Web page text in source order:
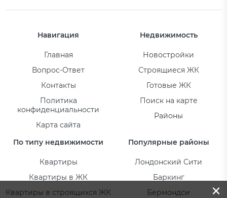
Навигация
Главная
Вопрос-Ответ
Контакты
Политика
конфиденциальности
Карта сайта
Недвижимость
Новостройки
Строящиеся ЖК
Готовые ЖК
Поиск на карте
Районы
По типу недвижимости
Квартиры
Квартиры в ЖК
Квартиры в строящихся ЖК
Популярные районы
Лондонский Сити
Баркинг
Бермондси
×